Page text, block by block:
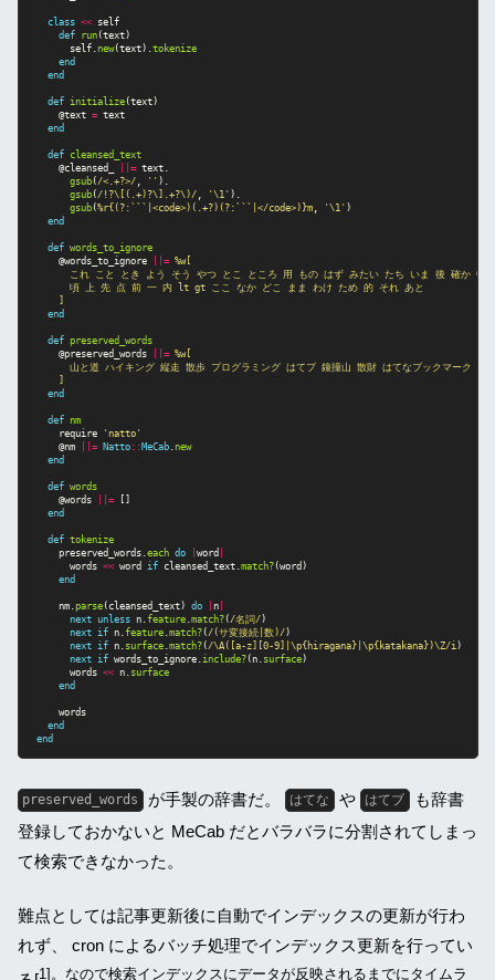
class <<
self
def
run(text)
self.new(text).tokenize
end
end
def initialize(text)
@text = text
end
def
cleansed_text
@cleansed_
||= text.
gsub(/<.+?>/, '' ).
gsub(/!?\[(.+)?\].+?\)/, '\1' ).
gsub(%r{(?:```|<code>)(.+?)(?:```|</code>)}m, '\1' )
end
def words_to_ignore
@words_to_ignore
||= %w[
これ こと とき よう そう やつ とこ ところ 用 もの はず みたい たち いま 後 確か 中
      頃 上 先 点 前 一 内 lt gt ここ なか どこ まま わけ ため 的 それ あと
    ]
end
def preserved_words
@preserved_words
||= %w[
山と道 ハイキング 縦走 散歩 プログラミング はてブ 鐘撞山 散財 はてなブックマーク は
    ]
end
def nm
require
'natto'
@nm
||= Natto:: MeCab.new
end
def words
@words
||=
[]
end
def tokenize
preserved_words.each do word
words << word if cleansed_text.match?(word )
end
nm.parse( cleansed_text) do n|
next unless n.feature.match?(/名詞/)
next if n.feature.match?(/(サ変接続|数)/)
next if n. surface.match?(/\A([a-z][0-9]|\p{hiragana}|\p{katakana})\Z/i)
next if words_to_ignore.include?(n. surface)
words << n. surface
end
words
end
end
preserved_words が手製の辞書だ。 はてな や はてブ
も辞書
登録しておかないと MeCab だとバラバラに分割されてしまっ
て検索できなかった。
難点としては記事更新後に自動でインデックスの更新が行わ
れず、 cron によるバッチ処理でインデックス更新を行ってい
1]。なので検索インデックスにデータが反映されるまでにタイムラ